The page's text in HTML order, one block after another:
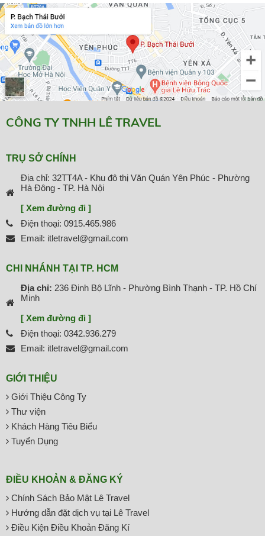
CÔNG TY TNHH LÊ TRAVEL
TRỤ SỞ CHÍNH
Địa chỉ: 32TT4A - Khu đô thị Văn Quán Yên Phúc - Phường
Hà Đông - TP. Hà Nội
[ Xem đường đi ]
Điện thoại: 0915.465.986
Email: itletravel@gmail.com
CHI NHÁNH TẠI TP. HCM
Địa chỉ: 236 Đinh Bộ Lĩnh - Phường Bình Thạnh - TP. Hồ Chí
Minh
[ Xem đường đi ]
Điện thoại: 0342.936.279
Email: itletravel@gmail.com
GIỚI THIỆU
Giới Thiệu Công Ty
Thư viện
Khách Hàng Tiêu Biểu
Tuyển Dụng
ĐIỀU KHOẢN & ĐĂNG KÝ
Chính Sách Bảo Mật Lê Travel
Hướng dẫn đặt dịch vụ tại Lê Travel
Điều Kiện Điều Khoản Đăng Kí